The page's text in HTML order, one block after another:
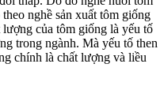
nghề sản xuất tôm giống
lượng của tôm giống là yếu tố
trong ngành. Mà yếu tố then
chính là chất lượng và liều